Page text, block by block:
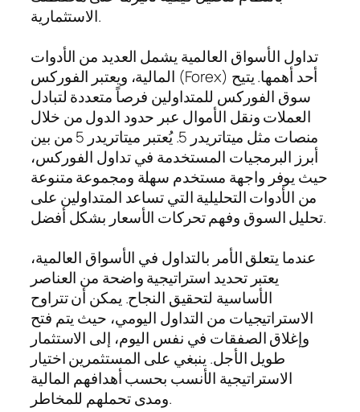
الاستثمارية.
تداول الأسواق العالمية يشمل العديد من الأدوات
المالية، ويعتبر الفوركس (Forex) أحد أهمها. يتيح
سوق الفوركس للمتداولين فرصاً متعددة لتبادل
العملات ونقل الأموال عبر حدود الدول من خلال
منصات مثل ميتاتريدر 5. يُعتبر ميتاتريدر 5 من بين
أبرز البرمجيات المستخدمة في تداول الفوركس،
حيث يوفر واجهة مستخدم سهلة ومجموعة متنوعة
من الأدوات التحليلية التي تساعد المتداولين على
تحليل السوق وفهم تحركات الأسعار بشكل أفضل.
عندما يتعلق الأمر بالتداول في الأسواق العالمية،
يعتبر تحديد استراتيجية واضحة من العناصر
الأساسية لتحقيق النجاح. يمكن أن تتراوح
الاستراتيجيات من التداول اليومي، حيث يتم فتح
وإغلاق الصفقات في نفس اليوم، إلى الاستثمار
طويل الأجل. ينبغي على المستثمرين اختيار
الاستراتيجية الأنسب بحسب أهدافهم المالية
ومدى تحملهم للمخاطر.